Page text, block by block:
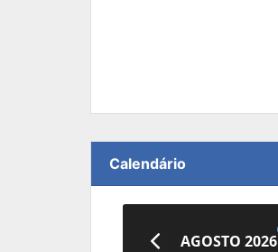
Calendário
AGOSTO 2026